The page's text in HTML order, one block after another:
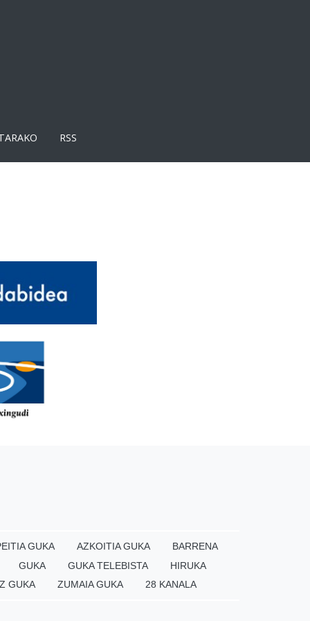
RSS
GUKA AZKOITIA GUKA
BARRENA
GUKA
GUKA TELEBISTA
HIRUKA
GUKA
ZUMAIA GUKA 28 KANALA